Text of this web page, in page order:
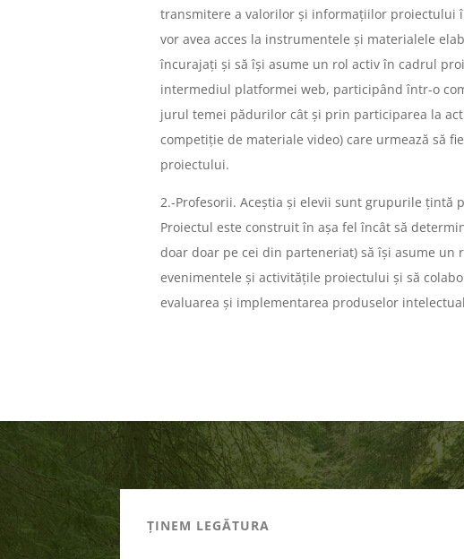
transmitere a valorilor și informațiilor proiectului
vor avea acces la instrumentele și materialele
încurajați și să își asume un rol activ în cadrul
intermediul platformei web, participând într-o
jurul temei pădurilor cât și prin participarea la
competiție de materiale video) care urmează să
proiectului.
2.-Profesorii. Aceștia și elevii sunt grupurile țintă
Proiectul este construit în așa fel încât să
doar doar pe cei din parteneriat) să își asume un
evenimentele și activitățile proiectului și să
evaluarea și implementarea produselor
ȚINEM LEGĂTURA